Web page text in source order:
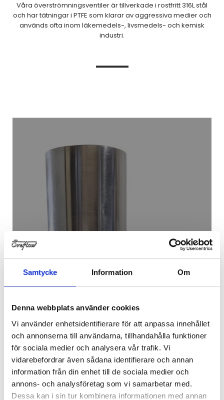
Samtycke Information Om
Denna webbplats använder cookies
Vi använder enhetsidentifierare för att anpassa innehållet
och annonserna till användarna, tillhandahålla funktioner
för sociala medier och analysera vår trafik. Vi
vidarebefordrar även sådana identifierare och annan
information från din enhet till de sociala medier och
annons- och analysföretag som vi samarbetar med.
Dessa kan i sin tur kombinera informationen med annan
Våra överströmningsventiler är tillverkade i rostfritt 316L stål
och har tätningar i PTFE som klarar av aggressiva medier och
används ofta inom läkemedels-, livsmedels- och kemisk
industri.
ÖVERSTRÖMNINGSVENTIL